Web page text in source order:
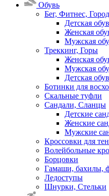
Обувь
Бег, Фитнес, Город
Детская
Женская
Мужская
Треккинг, Горы
Женская
Мужская
Детская
Ботинки для
Скальные туфли
Сандали, Сланцы
Детские
Женские
Мужские
Кроссовки для
Волейбольные
Борцовки
Гамаши, бахилы,
Ледоступы
Шнурки, Стельки